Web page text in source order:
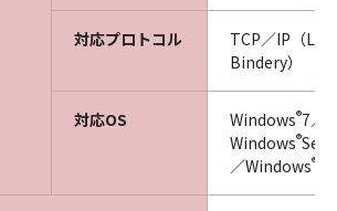
対応プロトコル
TCP／IP（
Bindery）
対応OS Windows®7／
Windows®
／Windows®